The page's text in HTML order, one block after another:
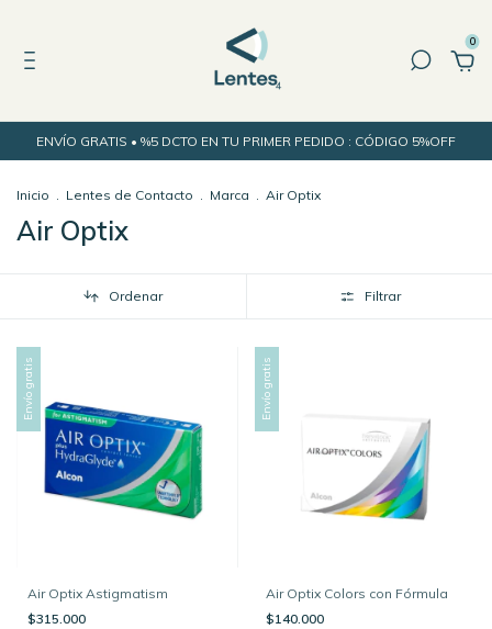
0
ENVÍO GRATIS • %5 DCTO EN TU PRIMER PEDIDO : CÓDIGO 5%OFF
Inicio . Lentes de Contacto . Marca . Air Optix
Air Optix
Ordenar Filtrar
Envío gratis
Air Optix Astigmatism
$315.000
Envío gratis
Air Optix Colors con Fórmula
$140.000